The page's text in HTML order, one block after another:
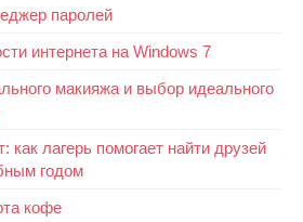
паролей
интернета на Windows 7
макияжа и выбор идеального
лагерь помогает найти друзей
годом
кофе